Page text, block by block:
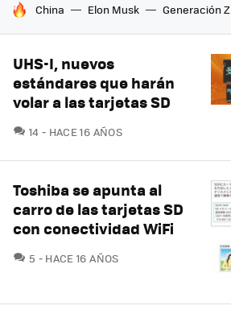
HOY SE HABLA DE
China Elon Musk Generación Z
UHS-I, nuevos
estándares que harán
volar a las tarjetas SD
14 COMENTARIOS
HACE 16 AÑOS
Toshiba se apunta al
carro de las tarjetas SD
con conectividad WiFi
5 COMENTARIOS
HACE 16 AÑOS